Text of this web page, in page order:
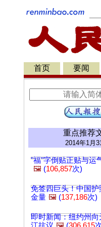
首页 要闻
重点推荐
2014年1月
"福"字倒贴正贴与运
🖼️ (106,857次)
免签四巨头！中国
金量 🖼️ (137,186次)
即时新闻：纽约州向